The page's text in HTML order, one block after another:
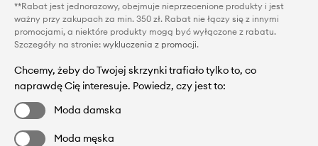
**Rabat jest jednorazowy, obejmuje nieprzecenione produkty i jest
ważny przy zakupach za min. 350 zł. Rabat nie łączy się z innymi
promocjami, a niektóre produkty mogą być wyłączone z rabatu.
Szczegóły na stronie: wykluczenia z promocji.
Chcemy, żeby do Twojej skrzynki trafiało tylko to, co
naprawdę Cię interesuje. Powiedz, czy jest to:
Moda damska
Moda męska